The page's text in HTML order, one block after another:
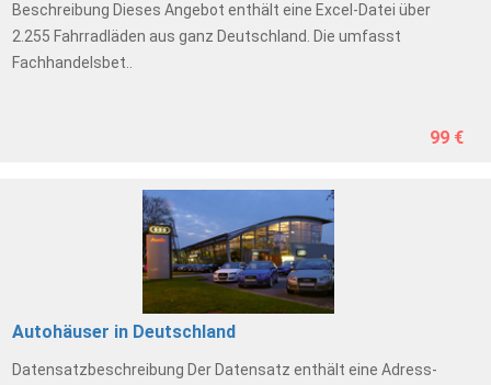
Beschreibung Dieses Angebot enthält eine Excel-Datei über
2.255 Fahrradläden aus ganz Deutschland. Die umfasst
Fachhandelsbet..
99 €
Autohäuser in Deutschland
Datensatzbeschreibung Der Datensatz enthält eine Adress-